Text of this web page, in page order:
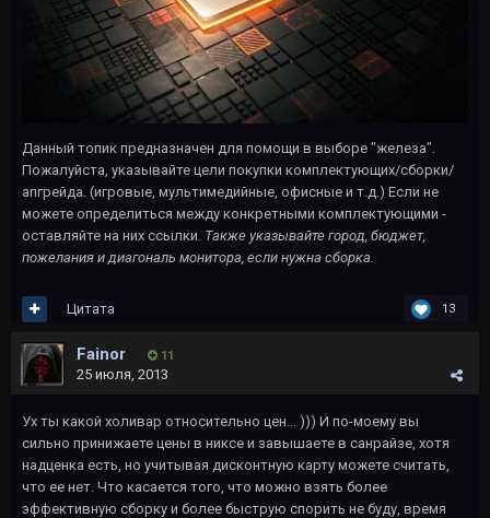
Данный топик предназначен для помощи в выборе "железа".
Пожалуйста, указывайте цели покупки комплектующих/сборки/
апгрейда. (игровые, мультимедийные, офисные и т.д.) Если не
можете определиться между конкретными комплектующими -
оставляйте на них ссылки. Также указывайте город, бюджет,
пожелания и диагональ монитора, если нужна сборка.
13
Цитата
Fainor 11
25 июля, 2013
Ух ты какой холивар относительно цен... ))) И по-моему вы
сильно принижаете цены в никсе и завышаете в санрайзе, хотя
надценка есть, но учитывая дисконтную карту можете считать,
что ее нет. Что касается того, что можно взять более
эффективную сборку и более быструю спорить не буду, время